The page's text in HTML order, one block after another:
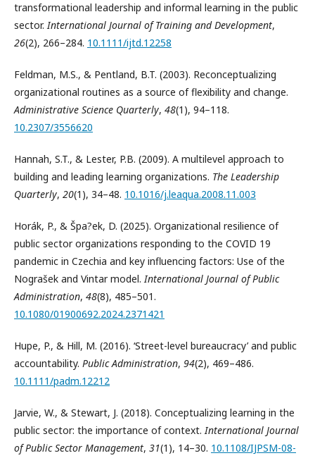
transformational leadership and informal learning in the public
sector.International Journal of Training and Development,
26(2), 266–284. 10.1111/ijtd.12258
Feldman, M.S., & Pentland, B.T. (2003). Reconceptualizing
organizational routines as a source of flexibility and change.
Administrative Science Quarterly, 48(1), 94–118.
10.2307/3556620
Hannah, S.T., & Lester, P.B. (2009). A multilevel approach to
building and leading learning organizations. The Leadership
Quarterly, 20(1), 34–48. 10.1016/j.leaqua.2008.11.003
Horák, P., & Špa?ek, D. (2025). Organizational resilience of
public sector organizations responding to the COVID 19
pandemic in Czechia and key influencing factors: Use of the
Nograšek and Vintar model.International Journal of Public
Administration, 48(8), 485–501.
10.1080/01900692.2024.2371421
Hupe, P., & Hill, M. (2016). ‘Street-level bureaucracy’ and public
accountability. Public Administration, 94(2), 469–486.
10.1111/padm.12212
Jarvie, W., & Stewart, J. (2018). Conceptualizing learning in the
public sector: the importance of context.International Journal
of Public Sector Management, 31(1), 14–30. 10.1108/IJPSM-08-